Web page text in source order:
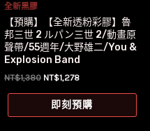
全新黑膠
【預購】【全新透粉彩膠】魯
邦三世 2 ルパン三世 2/動畫原
聲帶/55週年/大野雄二/You &
Explosion Band
NT$1,380 原
格：
NT$1,278目
價
格：
即刻預購